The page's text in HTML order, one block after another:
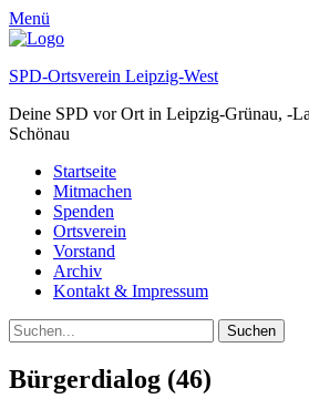
Menü
SPD-Ortsverein Leipzig-West
Deine SPD vor Ort in Leipzig-Grünau, -
Schönau
Facebook
Mail
Feed
Instagram
Primäres
Menü
Zum
Inhalt
springen
Startseite
Mitmachen
Spenden
Ortsverein
Vorstand
Archiv
Kontakt & Impressum
Suchen
Suchen
nach:
Bürgerdialog (46)